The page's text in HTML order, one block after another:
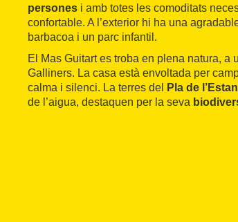
persones i amb totes les comoditats
confortable. A l’exterior hi ha una
barbacoa i un parc infantil.
El Mas Guitart es troba en plena natura, a
Galliners. La casa està envoltada per
calma i silenci. La terres del
Pla de
de l’aigua, destaquen per la seva